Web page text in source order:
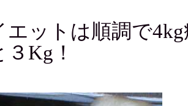
エットは順調で
３Kg！